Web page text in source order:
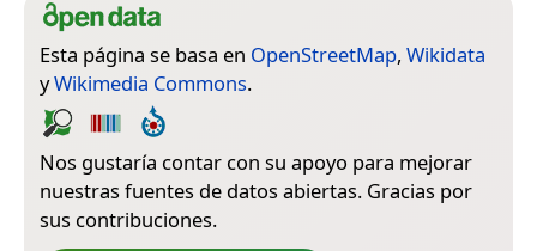
Esta página se basa en OpenStreetMap, Wikidata
yWikimedia Commons.
Nos gustaría contar con su apoyo para mejorar
nuestras fuentes de datos abiertas. Gracias por
sus contribuciones.